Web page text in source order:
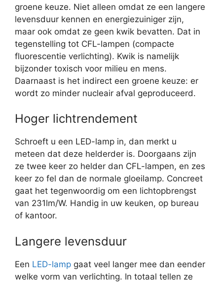
groene keuze. Niet alleen omdat ze een langere
levensduur kennen en energiezuiniger zijn,
maar ook omdat ze geen kwik bevatten. Dat in
tegenstelling tot CFL-lampen (compacte
fluorescentie verlichting). Kwik is namelijk
bijzonder toxisch voor milieu en mens.
Daarnaast is het indirect een groene keuze: er
wordt zo minder nucleair afval geproduceerd.
Hoger lichtrendement
Schroeft u een LED-lamp in, dan merkt u
meteen dat deze helderder is. Doorgaans zijn
ze twee keer zo helder dan CFL-lampen, en zes
keer zo fel dan de normale gloeilamp. Concreet
gaat het tegenwoordig om een lichtopbrengst
van 231lm/W. Handig in uw keuken, op bureau
of kantoor.
Langere levensduur
Een LED-lamp gaat veel langer mee dan eender
welke vorm van verlichting. In totaal tellen ze